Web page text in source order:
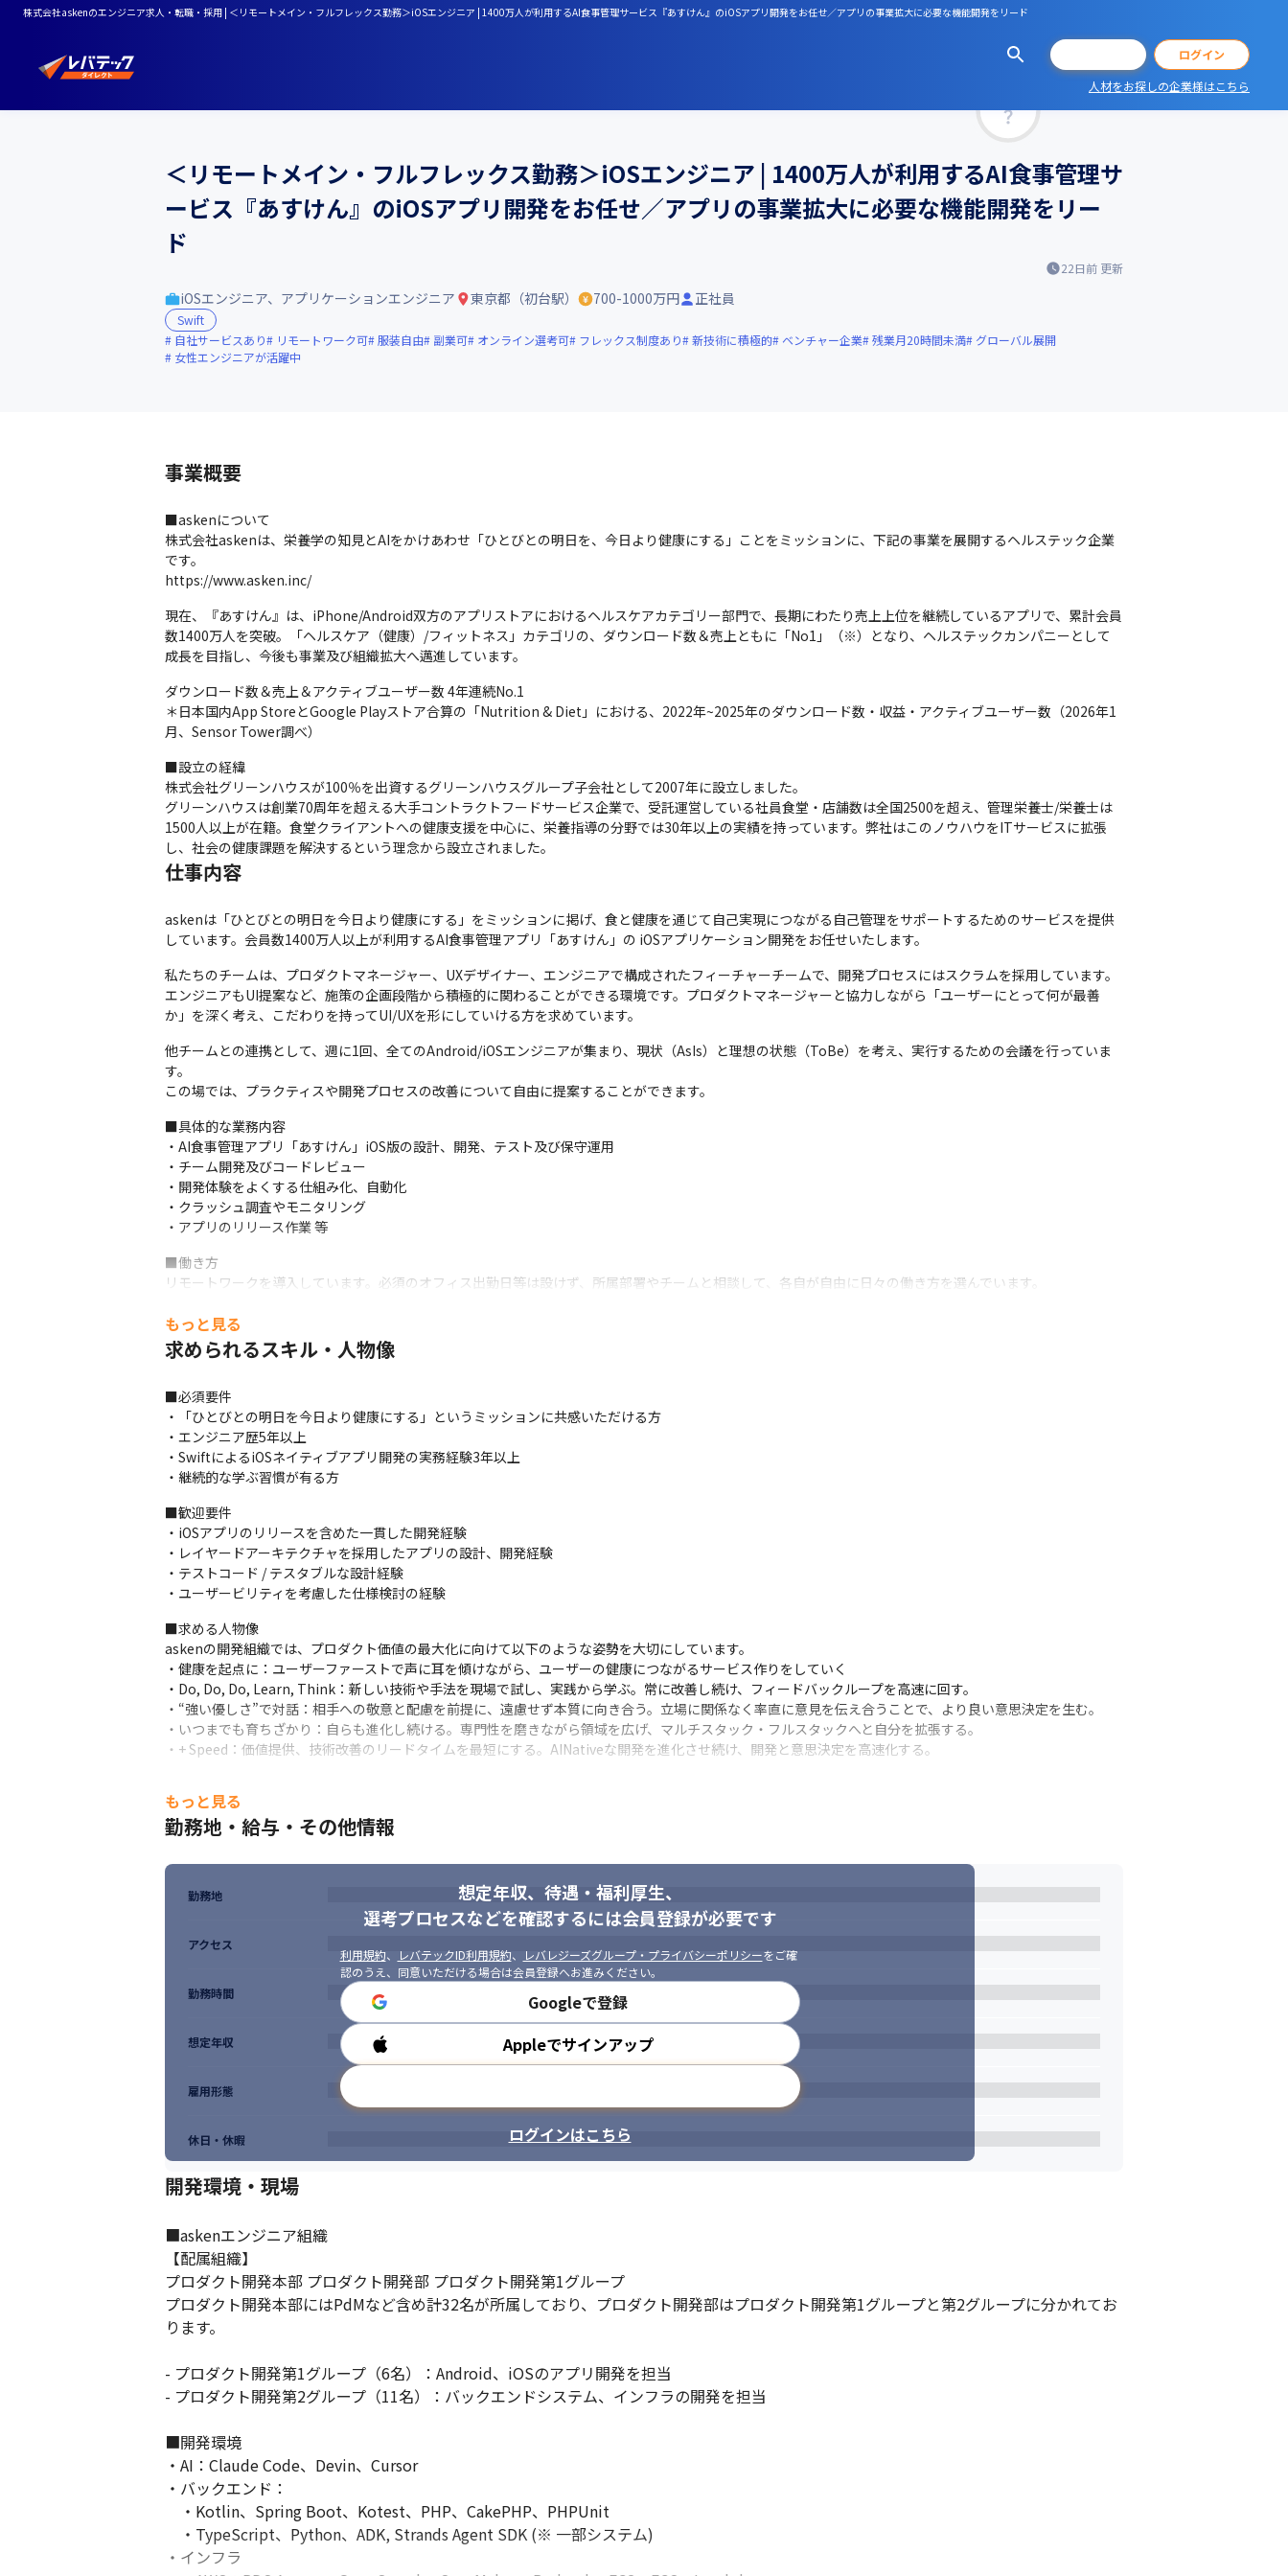
株式会社askenのエンジニア求人・転職・採用 | ＜リモートメイン・フルフレックス勤務＞iOSエンジニア | 1400万人が利用するAI食事管理サービス『あすけん』のiOSアプリ開発をお任せ／アプリの事業拡大に必要な機能開発をリード
ログイン
人材をお探しの企業様はこちら
＜リモートメイン・フルフレックス勤務＞iOSエンジニア | 1400万人が利用するAI食事管理サ
ービス『あすけん』のiOSアプリ開発をお任せ／アプリの事業拡大に必要な機能開発をリー
ド
22日前 更新
iOSエンジニア、アプリケーションエンジニア 東京都（初台駅） 700-1000万円 正社員
Swift
自社サービスあり
リモートワーク可 服装自由 副業可 オンライン選考可 フレックス制度あり 新技術に積極的 ベンチャー企業 残業月20時間未満
グローバル展開
女性エンジニアが活躍中
事業概要
■askenについて
株式会社askenは、栄養学の知見とAIをかけあわせ「ひとびとの明日を、今日より健康にする」ことをミッションに、下記の事業を展開するヘルステック企業
です。
https://www.asken.inc/
現在、『あすけん』は、iPhone/Android双方のアプリストアにおけるヘルスケアカテゴリー部門で、長期にわたり売上上位を継続しているアプリで、累計会員
数1400万人を突破。「ヘルスケア（健康）/フィットネス」カテゴリの、ダウンロード数＆売上ともに「No1」（※）となり、ヘルステックカンパニーとして
成長を目指し、今後も事業及び組織拡大へ邁進しています。
ダウンロード数＆売上＆アクティブユーザー数 4年連続No.1
＊日本国内App StoreとGoogle Playストア合算の「Nutrition & Diet」における、2022年~2025年のダウンロード数・収益・アクティブユーザー数（2026年1
月、Sensor Tower調べ）
■設立の経緯
株式会社グリーンハウスが100％を出資するグリーンハウスグループ子会社として2007年に設立しました。
グリーンハウスは創業70周年を超える大手コントラクトフードサービス企業で、受託運営している社員食堂・店舗数は全国2500を超え、管理栄養士/栄養士は
1500人以上が在籍。食堂クライアントへの健康支援を中心に、栄養指導の分野では30年以上の実績を持っています。弊社はこのノウハウをITサービスに拡張
し、社会の健康課題を解決するという理念から設立されました。
仕事内容
askenは「ひとびとの明日を今日より健康にする」をミッションに掲げ、食と健康を通じて自己実現につながる自己管理をサポートするためのサービスを提供
しています。会員数1400万人以上が利用するAI食事管理アプリ「あすけん」の iOSアプリケーション開発をお任せいたします。
私たちのチームは、プロダクトマネージャー、UXデザイナー、エンジニアで構成されたフィーチャーチームで、開発プロセスにはスクラムを採用しています。
エンジニアもUI提案など、施策の企画段階から積極的に関わることができる環境です。プロダクトマネージャーと協力しながら「ユーザーにとって何が最善
か」を深く考え、こだわりを持ってUI/UXを形にしていける方を求めています。
他チームとの連携として、週に1回、全てのAndroid/iOSエンジニアが集まり、現状（AsIs）と理想の状態（ToBe）を考え、実行するための会議を行っていま
す。
この場では、プラクティスや開発プロセスの改善について自由に提案することができます。
■具体的な業務内容
・AI食事管理アプリ「あすけん」iOS版の設計、開発、テスト及び保守運用
・チーム開発及びコードレビュー
・開発体験をよくする仕組み化、自動化
・クラッシュ調査やモニタリング
・アプリのリリース作業 等
■働き方
リモートワークを導入しています。必須のオフィス出勤日等は設けず、所属部署やチームと相談して、各自が自由に日々の働き方を選んでいます。
用し、リモートでも気軽に、密にコミュニケーションをとれる風土です。
■askenエンジニアリング方針
プロダクト開発において、AIは単なるツールではなく、価値の源泉そのものになりつつあります。変化の速いヘルスケア市場で価値を届け続けるためには、プ
ロダクトにAIを実装し、あすけんでしか生み出せない独自の新しい価値を作り出していく必要があります。
ただ、独自価値を作るだけでは、量と速度で競合に追い抜かれてしまいます。開発プロセス全体にAI Agentを深く組み込み、Agenticなプロダクト開発へ進化
することにより、プロダクト価値を爆速で生み出し続けられる組織を目指しています。
プロダクト開発は不確実性が高く、常に「正解がわからないこと」と対峙することになります。わからないことをわかるようにし、不確実性をコントロールす
るためには、「学ぶ」必要があります。
ただ、一人で学ぶには限界があります。ユーザ、プロダクト、開発プロセス、エンジニアリングなど、様々な要素に対してチームで学んでいくことにより、今
は想像できないような進化をしていける組織を目指しています。
もっと見る
求められるスキル・人物像
■必須要件
・「ひとびとの明日を今日より健康にする」というミッションに共感いただける方
・エンジニア歴5年以上
・SwiftによるiOSネイティブアプリ開発の実務経験3年以上
・継続的な学ぶ習慣が有る方
■歓迎要件
・iOSアプリのリリースを含めた一貫した開発経験
・レイヤードアーキテクチャを採用したアプリの設計、開発経験
・テストコード / テスタブルな設計経験
・ユーザービリティを考慮した仕様検討の経験
■求める人物像
askenの開発組織では、プロダクト価値の最大化に向けて以下のような姿勢を大切にしています。
・健康を起点に：ユーザーファーストで声に耳を傾けながら、ユーザーの健康につながるサービス作りをしていく
・Do, Do, Do, Learn, Think：新しい技術や手法を現場で試し、実践から学ぶ。常に改善し続け、フィードバックループを高速に回す。
・“強い優しさ”で対話：相手への敬意と配慮を前提に、遠慮せず本質に向き合う。立場に関係なく率直に意見を伝え合うことで、より良い意思決定を生む。
・いつまでも育ちざかり：自らも進化し続ける。専門性を磨きながら領域を広げ、マルチスタック・フルスタックへと自分を拡張する。
・+ Speed：価値提供、技術改善のリードタイムを最短にする。AINativeな開発を進化させ続け、開発と意思決定を高速化する。
もっと見る
勤務地・給与・その他情報
想定年収、待遇・福利厚生、
選考プロセスなどを確認するには会員登録が必要です
利用規約、 レバテックID利用規約、 レバレジーズグループ・プライバシーポリシーをご確
認のうえ、同意いただける場合は会員登録へお進みください。
Googleで登録
Appleでサインアップ
ログインはこちら
勤務地
アクセス
勤務時間
想定年収
雇用形態
休日・休暇
開発環境・現場
■askenエンジニア組織
【配属組織】
プロダクト開発本部 プロダクト開発部 プロダクト開発第1グループ
プロダクト開発本部にはPdMなど含め計32名が所属しており、プロダクト開発部はプロダクト開発第1グループと第2グループに分かれてお
ります。
- プロダクト開発第1グループ（6名）：Android、iOSのアプリ開発を担当
- プロダクト開発第2グループ（11名）：バックエンドシステム、インフラの開発を担当
■開発環境
・AI：Claude Code、Devin、Cursor
・バックエンド：
・Kotlin、Spring Boot、Kotest、PHP、CakePHP、PHPUnit
・TypeScript、Python、ADK, Strands Agent SDK (※ 一部システム)
・インフラ